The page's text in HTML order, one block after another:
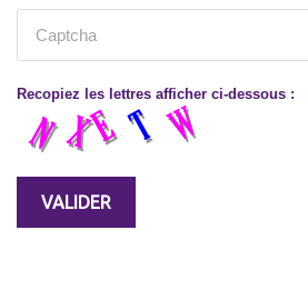
Recopiez les lettres afficher ci-dessous :